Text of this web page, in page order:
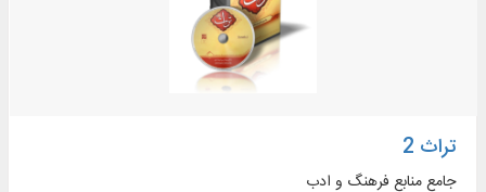
تراث 2
جامع منابع فرهنگ و ادب